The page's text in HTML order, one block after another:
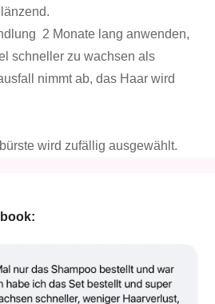
2 Monate lang anwenden,
schneller zu wachsen als
nimmt ab, das Haar wird
wird zufällig ausgewählt.